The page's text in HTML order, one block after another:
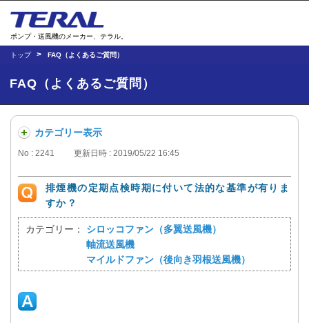
ポンプ・送風機のメーカー、テラル。
トップ FAQ（よくあるご質問）
FAQ（よくあるご質問）
カテゴリー表示
No : 2241 更新日時 : 2019/05/22 16:45
排煙機の定期点検時期に付いて法的な基準が有りま
すか？
カテゴリー：
シロッコファン（多翼送風機）
軸流送風機
マイルドファン（後向き羽根送風機）